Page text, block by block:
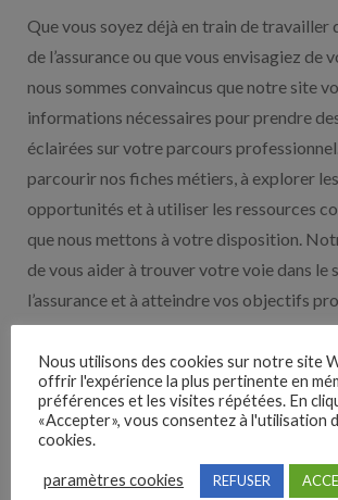
Que vous soyez déjà en train de travailler
de l’assurance ou que vous envisagiez de
nous sommes convaincus que notre site
informations nécessaires pour prendre
éclairées sur votre parcours
parcourir nos fiches métiers, à explorer
opportunités et à utiliser les ressources
que nous mettons à votre disposition.
de vous aider à trouver votre voie dans le
l’assurance et à atteindre vos objectifs
Chargé de clientèle centre d’appels en
Chargé de produit en assurances
Chargé de comptes IARD
Collaborateur commercial en
Nous utilisons des cookies sur notre site
offrir l'expérience la plus pertinente en
préférences et les visites répétées. En
«Accepter», vous consentez à l'utilisation
cookies.
paramètres cookies REFUSER